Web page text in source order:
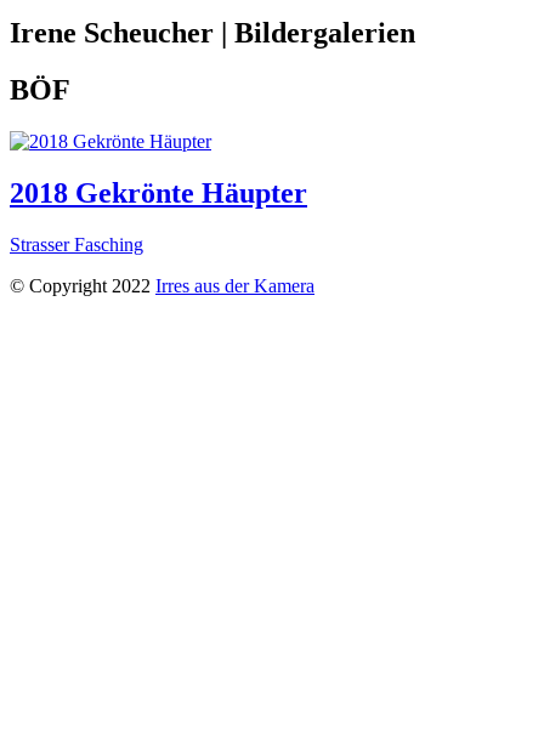
Irene Scheucher | Bildergalerien
BÖF
2018 Gekrönte Häupter
Strasser Fasching
© Copyright 2022 Irres aus der Kamera